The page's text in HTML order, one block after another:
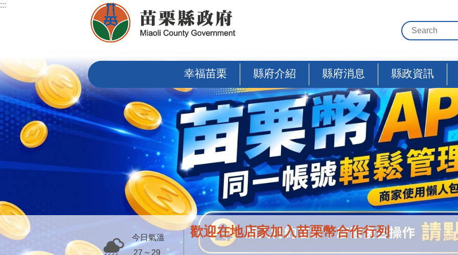
跳到主要內容區塊
:::
幸福苗栗 縣府介紹 縣府消息 縣政資訊
歡迎在地店家加入苗栗幣合作行列
今日氣溫
27 ~ 29